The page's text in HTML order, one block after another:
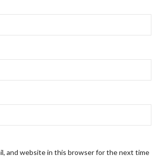
and website in this browser for the next time